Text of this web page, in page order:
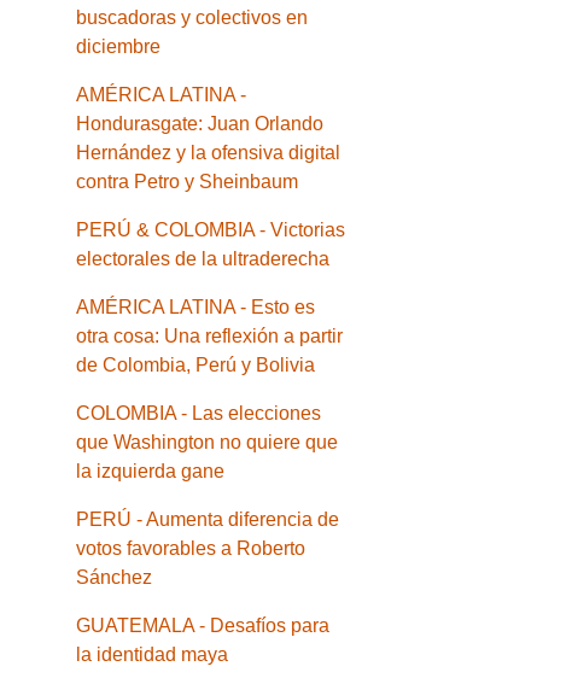
buscadoras y colectivos en
diciembre
AMÉRICA LATINA -
Hondurasgate: Juan Orlando
Hernández y la ofensiva digital
contra Petro y Sheinbaum
PERÚ & COLOMBIA - Victorias
electorales de la ultraderecha
AMÉRICA LATINA - Esto es
otra cosa: Una reflexión a partir
de Colombia, Perú y Bolivia
COLOMBIA - Las elecciones
que Washington no quiere que
la izquierda gane
PERÚ - Aumenta diferencia de
votos favorables a Roberto
Sánchez
GUATEMALA - Desafíos para
la identidad maya